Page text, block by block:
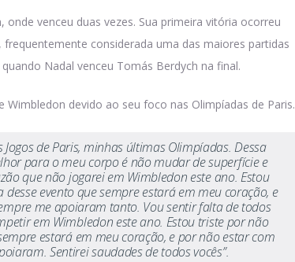
venceu duas vezes. Sua primeira vitória ocorreu
considerada uma das maiores partidas
Nadal venceu Tomás Berdych na final.
devido ao seu foco nas Olimpíadas de Paris.
de Paris, minhas últimas Olimpíadas. Dessa
para o meu corpo é não mudar de superfície e
que não jogarei em Wimbledon este ano. Estou
evento que sempre estará em meu coração, e
me apoiaram tanto. Vou sentir falta de todos
em Wimbledon este ano. Estou triste por não
estará em meu coração, e por não estar com
Sentirei saudades de todos vocês”.